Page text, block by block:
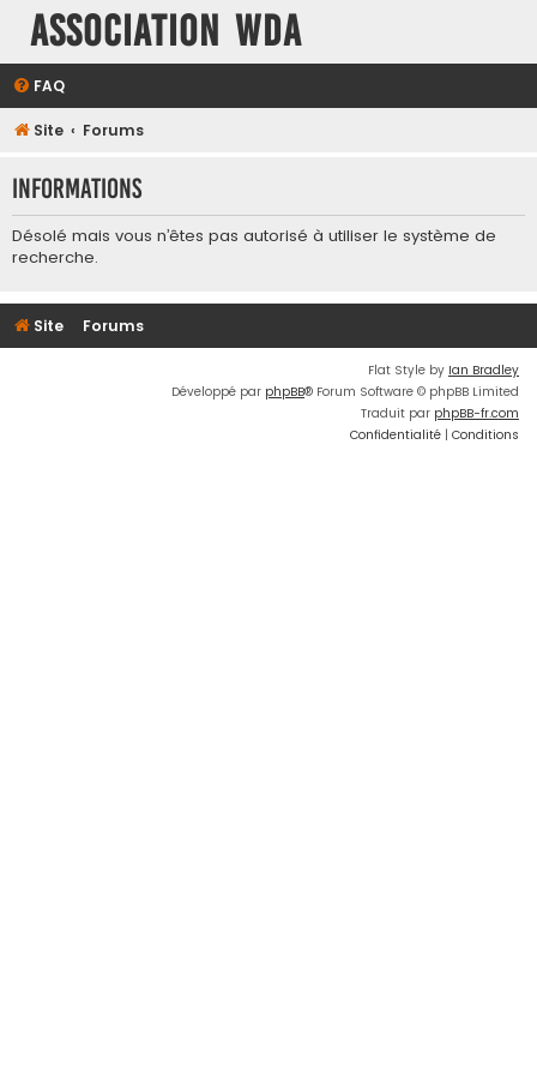
Association WDA
FAQ
Site Forums
Informations
Désolé mais vous n’êtes pas autorisé à utiliser le système de
recherche.
Site Forums
Flat Style by Ian Bradley
Développé par phpBB® Forum Software © phpBB Limited
Traduit par phpBB-fr.com
Confidentialité | Conditions